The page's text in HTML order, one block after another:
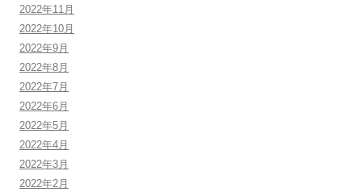
2022年11月
2022年10月
2022年9月
2022年8月
2022年7月
2022年6月
2022年5月
2022年4月
2022年3月
2022年2月